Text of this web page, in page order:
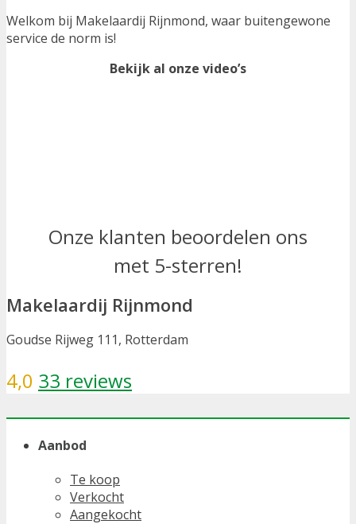
Welkom bij Makelaardij Rijnmond, waar buitengewone
service de norm is!
Bekijk al onze video’s
Onze klanten beoordelen ons
met 5-sterren!
Makelaardij Rijnmond
Goudse Rijweg 111, Rotterdam
4,0 33 reviews
Aanbod
Te koop
Verkocht
Aangekocht